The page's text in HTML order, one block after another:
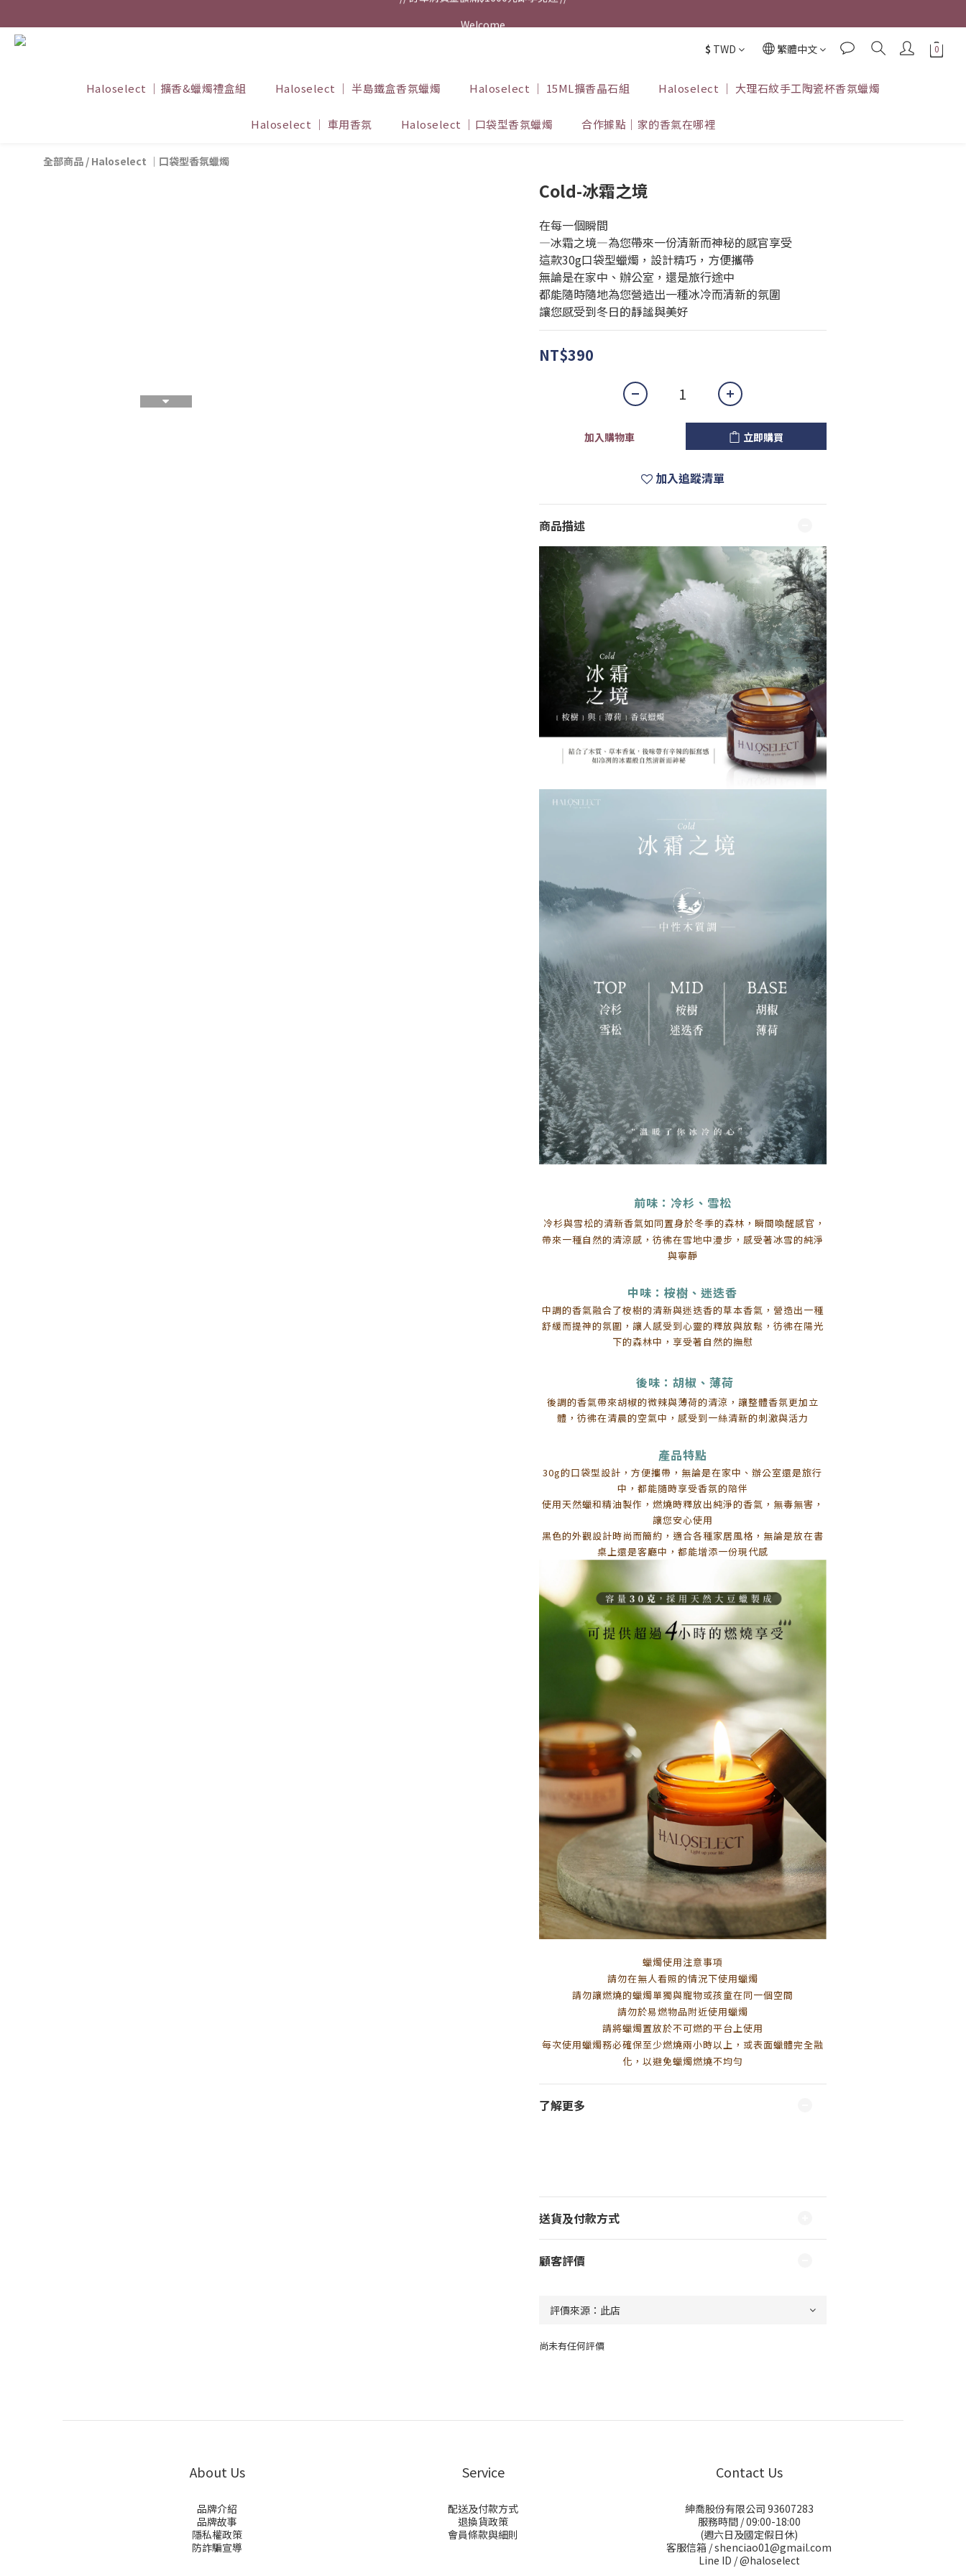
$ TWD 繁體中文
Haloselect ｜擴香&蠟燭禮盒組 Haloselect ｜ 半島鐵盒香氛蠟燭 Haloselect ｜ 15ML擴香晶石組 Haloselect ｜ 大理石紋手工陶瓷杯香氛蠟燭
Haloselect ｜ 車用香氛 Haloselect ｜口袋型香氛蠟燭 合作據點｜家的香氣在哪裡
全部商品 / Haloselect ｜口袋型香氛蠟燭
Cold-冰霜之境
在每一個瞬間
—冰霜之境—為您帶來一份清新而神秘的感官享受
這款30g口袋型蠟燭，設計精巧，方便攜帶
無論是在家中、辦公室，還是旅行途中
都能隨時隨地為您營造出一種冰冷而清新的氛圍
讓您感受到冬日的靜謐與美好
NT$390
加入購物車 立即購買
加入追蹤清單
商品描述
前味：冷杉、雪松
冷杉與雪松的清新香氣如同置身於冬季的森林，瞬間喚醒感官，
帶來一種自然的清涼感，彷彿在雪地中漫步，感受著冰雪的純淨
與寧靜
中味：桉樹、迷迭香
中調的香氣融合了桉樹的清新與迷迭香的草本香氣，營造出一種
舒緩而提神的氛圍，讓人感受到心靈的釋放與放鬆，彷彿在陽光
下的森林中，享受著自然的撫慰
後味：胡椒、薄荷
後調的香氣帶來胡椒的微辣與薄荷的清涼，讓整體香氛更加立
體，彷彿在清晨的空氣中，感受到一絲清新的刺激與活力
產品特點
30g的口袋型設計，方便攜帶，無論是在家中、辦公室還是旅行
中，都能隨時享受香氛的陪伴
使用天然蠟和精油製作，燃燒時釋放出純淨的香氣，無毒無害，
讓您安心使用
黑色的外觀設計時尚而簡約，適合各種家居風格，無論是放在書
桌上還是客廳中，都能增添一份現代感
蠟燭使用注意事項
請勿在無人看照的情況下使用蠟燭
請勿讓燃燒的蠟燭單獨與寵物或孩童在同一個空間
請勿於易燃物品附近使用蠟燭
請將蠟燭置放於不可燃的平台上使用
每次使用蠟燭務必確保至少燃燒兩小時以上，或表面蠟體完全融
化，以避免蠟燭燃燒不均勻
了解更多
送貨及付款方式
顧客評價
尚未有任何評價
About Us
品牌介紹
品牌故事
隱私權政策
防詐騙宣導
Service
配送及付款方式
退換貨政策
會員條款與細則
Contact Us
紳喬股份有限公司 93607283
服務時間 / 09:00-18:00
(週六日及國定假日休)
客服信箱 / shenciao01@gmail.com
Line ID / @haloselect